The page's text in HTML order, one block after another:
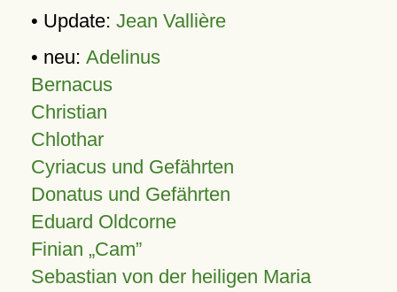
• Update: Jean Vallière
• neu: Adelinus
Bernacus
Christian
Chlothar
Cyriacus und Gefährten
Donatus und Gefährten
Eduard Oldcorne
Finian Cam
Sebastian von der heiligen Maria